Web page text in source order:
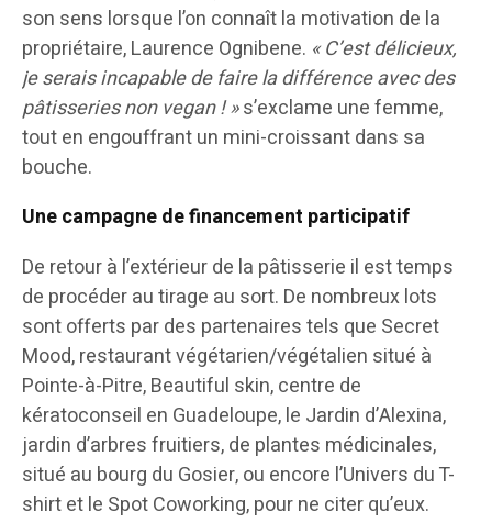
son sens lorsque l’on connaît la motivation de la
propriétaire, Laurence Ognibene. « C’est délicieux,
je serais incapable de faire la différence avec des
pâtisseries non vegan ! »s’exclame une femme,
tout en engouffrant un mini-croissant dans sa
bouche.
Une campagne de financement participatif
De retour à l’extérieur de la pâtisserie il est temps
de procéder au tirage au sort. De nombreux lots
sont offerts par des partenaires tels que Secret
Mood, restaurant végétarien/végétalien situé à
Pointe-à-Pitre, Beautiful skin, centre de
kératoconseil en Guadeloupe, le Jardin d’Alexina,
jardin d’arbres fruitiers, de plantes médicinales,
situé au bourg du Gosier, ou encore l’Univers du T-
shirt et le Spot Coworking, pour ne citer qu’eux.